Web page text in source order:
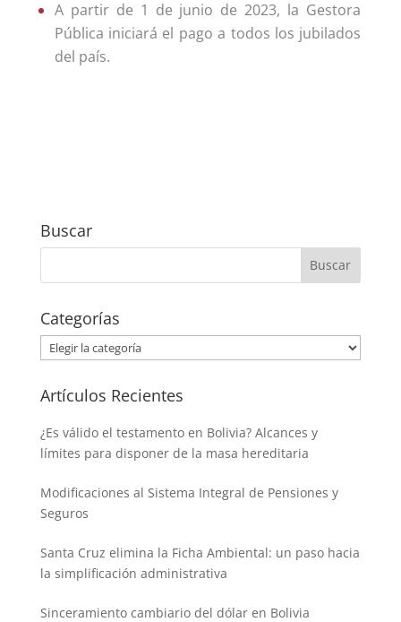
A partir de 1 de junio de 2023, la Gestora
Pública iniciará el pago a todos los jubilados
del país.
Buscar
Categorías
Categorías
Artículos Recientes
¿Es válido el testamento en Bolivia? Alcances y
límites para disponer de la masa hereditaria
Modificaciones al Sistema Integral de Pensiones y
Seguros
Santa Cruz elimina la Ficha Ambiental: un paso hacia
la simplificación administrativa
Sinceramiento cambiario del dólar en Bolivia